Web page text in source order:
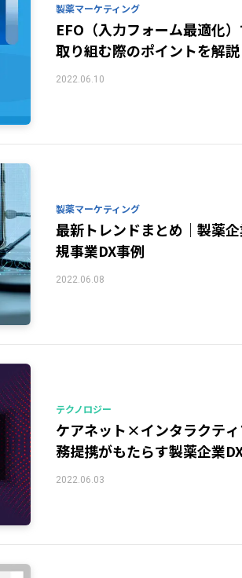
製薬マーケティング
EFO（入力フォーム最適化
取り組む際のポイントを解説
2022.06.10
製薬マーケティング
最新トレンドまとめ｜製薬
規事業DX事例
2022.06.08
テクノロジー
ケアネット×インタラクテ
務提携がもたらす製薬企業
2022.06.03